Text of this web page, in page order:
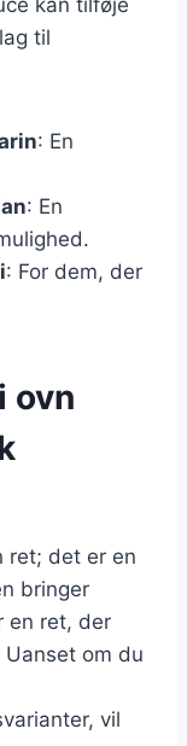
til
: En
: En
: For dem, der
ovn
ret; det er en
bringer
en ret, der
om du
vil